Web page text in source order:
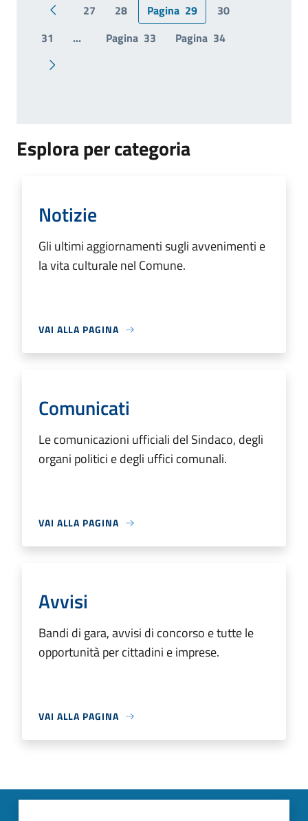
Pagina precedente
27 28 Pagina 29
30
31
... Pagina 33 Pagina 34
Pagina successiva
Esplora per categoria
Notizie
Gli ultimi aggiornamenti sugli avvenimenti e
la vita culturale nel Comune.
VAI ALLA PAGINA
Comunicati
Le comunicazioni ufficiali del Sindaco, degli
organi politici e degli uffici comunali.
VAI ALLA PAGINA
Avvisi
Bandi di gara, avvisi di concorso e tutte le
opportunità per cittadini e imprese.
VAI ALLA PAGINA